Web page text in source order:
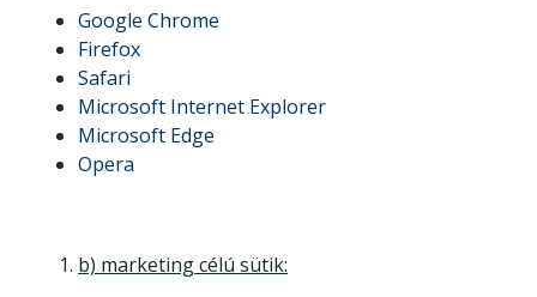
Google Chrome
Firefox
Safari
Microsoft Internet Explorer
Microsoft Edge
Opera
b) marketing célú sütik: